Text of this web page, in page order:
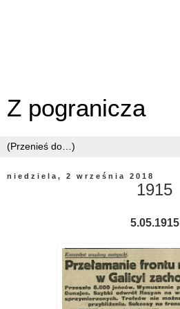
Z pogranicza
niedziela, 2 września 2018
1915
5.05.1915